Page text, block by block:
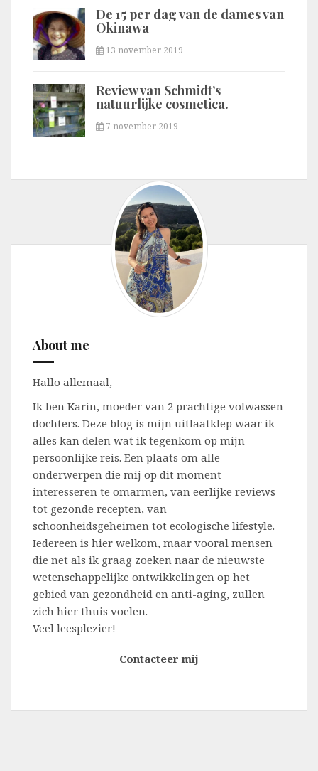
De 15 per dag van de dames van
Okinawa
13 november 2019
Review van Schmidt’s
natuurlijke cosmetica.
7 november 2019
About me
Hallo allemaal,
Ik ben Karin, moeder van 2 prachtige volwassen
dochters. Deze blog is mijn uitlaatklep waar ik
alles kan delen wat ik tegenkom op mijn
persoonlijke reis. Een plaats om alle
onderwerpen die mij op dit moment
interesseren te omarmen, van eerlijke reviews
tot gezonde recepten, van
schoonheidsgeheimen tot ecologische lifestyle.
Iedereen is hier welkom, maar vooral mensen
die net als ik graag zoeken naar de nieuwste
wetenschappelijke ontwikkelingen op het
gebied van gezondheid en anti-aging, zullen
zich hier thuis voelen.
Veel leesplezier!
Contacteer mij